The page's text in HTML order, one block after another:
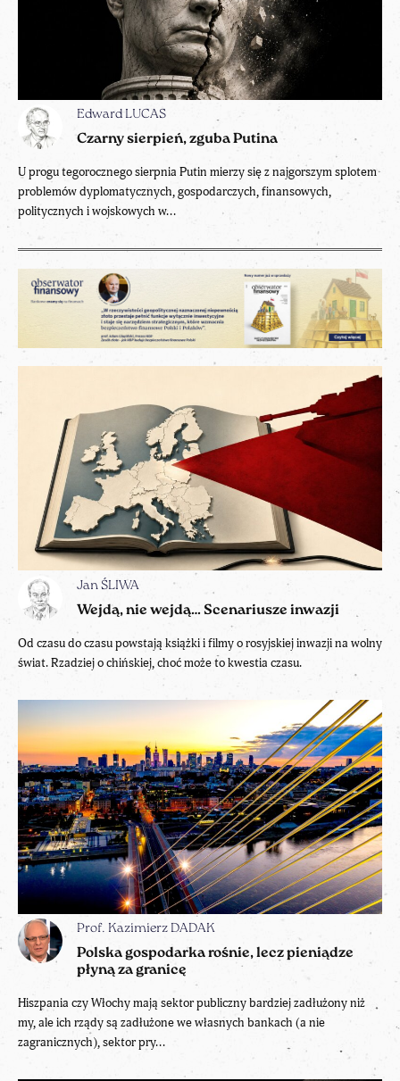
Edward LUCAS
Czarny sierpień, zguba Putina
U progu tegorocznego sierpnia Putin mierzy się z najgorszym splotem
problemów dyplomatycznych, gospodarczych, finansowych,
politycznych i wojskowych w...
Jan ŚLIWA
Wejdą, nie wejdą… Scenariusze inwazji
Od czasu do czasu powstają książki i filmy o rosyjskiej inwazji na wolny
świat. Rzadziej o chińskiej, choć może to kwestia czasu.
Prof. Kazimierz DADAK
Polska gospodarka rośnie, lecz pieniądze
płyną za granicę
Hiszpania czy Włochy mają sektor publiczny bardziej zadłużony niż
my, ale ich rządy są zadłużone we własnych bankach (a nie
zagranicznych), sektor pry...